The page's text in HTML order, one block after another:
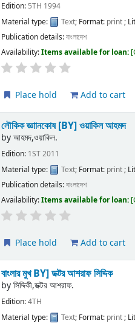
Edition: 5TH 1994
Material type:
Text; Format: print;
Publication details:বাংলাদেশ
Availability:Items available for loan:
Place hold Add to cart
লৌকিক জ্ঞাানকোষ[BY] ওয়াকিল আহমদ
byআহমদ,ওয়াকিল.
Edition: 1ST 2011
Material type:
Text; Format: print ;
Publication details:বাংলাদেশ
Availability:Items available for loan:
Place hold Add to cart
বাংলার মুখBY] ডক্টর আশরাফ সিদ্দিক
byসিদ্দিকী,ডক্টর আশরাফ.
Edition:4TH
Material type:
Text; Format: print;